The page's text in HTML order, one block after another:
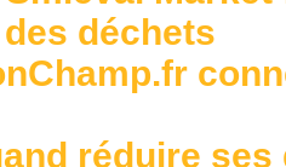
déchets
réduire